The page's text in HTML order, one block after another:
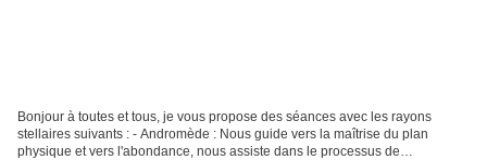
Bonjour à toutes et tous, je vous propose des séances avec les rayons
stellaires suivants : - Andromède : Nous guide vers la maîtrise du plan
physique et vers l'abondance, nous assiste dans le processus de